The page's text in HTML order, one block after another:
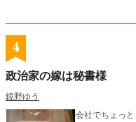
4
政治家の嫁は秘書様
鏡野ゆう
会社でちょっ